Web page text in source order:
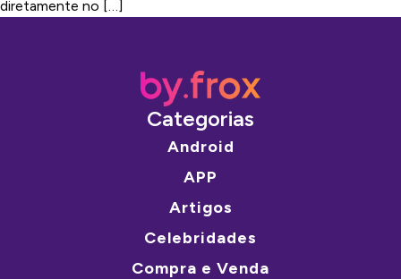
diretamente no […]
Categorias
Android
APP
Artigos
Celebridades
Compra e Venda